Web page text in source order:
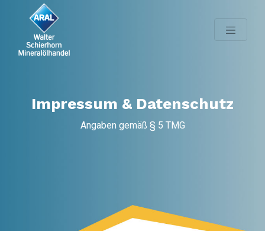
Impressum & Datenschutz
Angaben gemäß § 5 TMG